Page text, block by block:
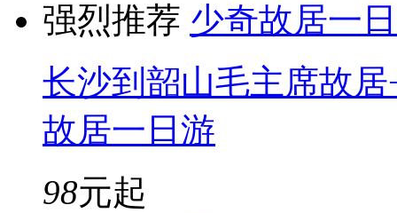
强烈推荐
长沙到韶山毛主席故
故居一日游
98元起